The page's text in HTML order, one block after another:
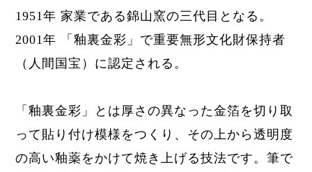
1951年 家業である錦山窯の三代目となる。
2001年 「釉裏金彩」で重要無形文化財保持者
（人間国宝）に認定される。
「釉裏金彩」とは厚さの異なった金箔を切り取
って貼り付け模様をつくり、その上から透明度
の高い釉薬をかけて焼き上げる技法です。筆で